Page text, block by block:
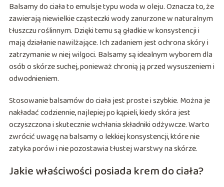
Balsamy do ciała to emulsje typu woda w oleju. Oznacza to, że
zawierają niewielkie cząsteczki wody zanurzone w naturalnym
tłuszczu roślinnym. Dzięki temu są gładkie w konsystencji i
mają działanie nawilżające. Ich zadaniem jest ochrona skóry i
zatrzymanie w niej wilgoci. Balsamy są idealnym wyborem dla
osób o skórze suchej, ponieważ chronią ją przed wysuszeniem i
odwodnieniem.
Stosowanie balsamów do ciała jest proste i szybkie. Można je
nakładać codziennie, najlepiej po kąpieli, kiedy skóra jest
oczyszczona i skutecznie wchłania składniki odżywcze. Warto
zwrócić uwagę na balsamy o lekkiej konsystencji, które nie
zatyka porów i nie pozostawia tłustej warstwy na skórze.
Jakie właściwości posiada krem do ciała?